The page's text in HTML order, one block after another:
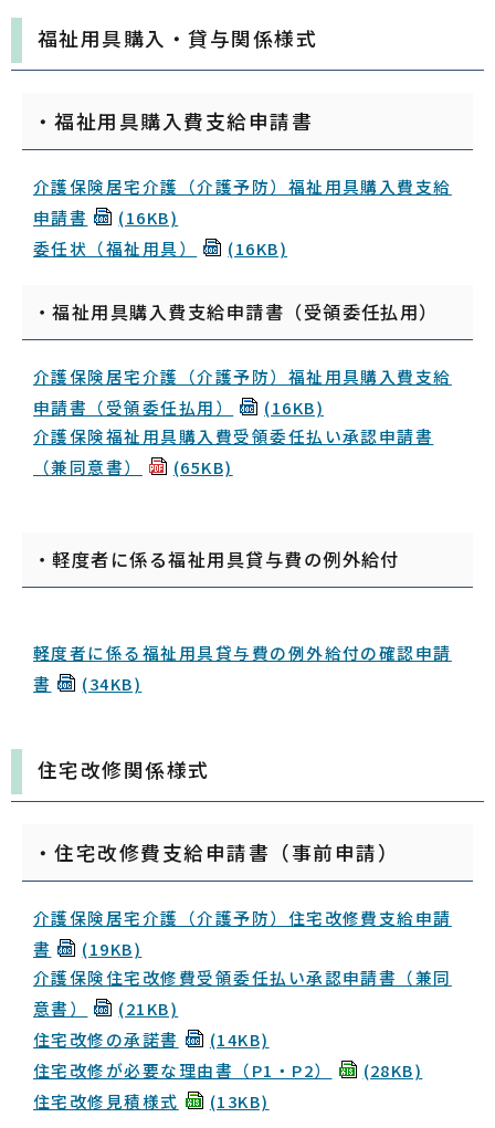
福祉用具購入・貸与関係様式
・福祉用具購入費支給申請書
介護保険居宅介護（介護予防）福祉用具購入費支給
申請書
(16KB)
委任状（福祉用具）
(16KB)
・福祉用具購入費支給申請書（受領委任払用）
介護保険居宅介護（介護予防）福祉用具購入費支給
申請書（受領委任払用）
(16KB)
介護保険福祉用具購入費受領委任払い承認申請書
（兼同意書）
(65KB)
・軽度者に係る福祉用具貸与費の例外給付
軽度者に係る福祉用具貸与費の例外給付の確認申請
書
(34KB)
住宅改修関係様式
・住宅改修費支給申請書（事前申請）
介護保険居宅介護（介護予防）住宅改修費支給申請
書
(19KB)
介護保険住宅改修費受領委任払い承認申請書（兼同
意書）
(21KB)
住宅改修の承諾書
(14KB)
住宅改修が必要な理由書（P1・P2）
(28KB)
住宅改修見積様式
(13KB)